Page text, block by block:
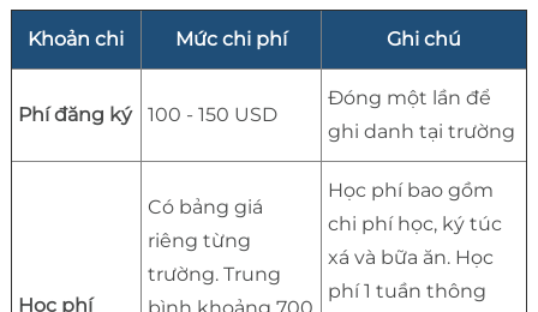
Khoản chi Mức chi phí Ghi chú
Phí đăng ký 100 - 150 USD
Đóng một lần để
ghi danh tại trường
Học phí
Có bảng giá
riêng từng
trường. Trung
bình khoảng 700
Học phí bao gồm
chi phí học, ký túc
xá và bữa ăn. Học
phí 1 tuần thông